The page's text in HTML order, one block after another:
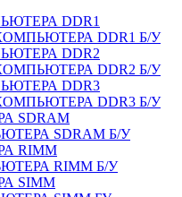
DDR1
DDR1 Б/У
DDR2
DDR2 Б/У
DDR3
DDR3 Б/У
SDRAM
SDRAM Б/У
RIMM
RIMM Б/У
SIMM